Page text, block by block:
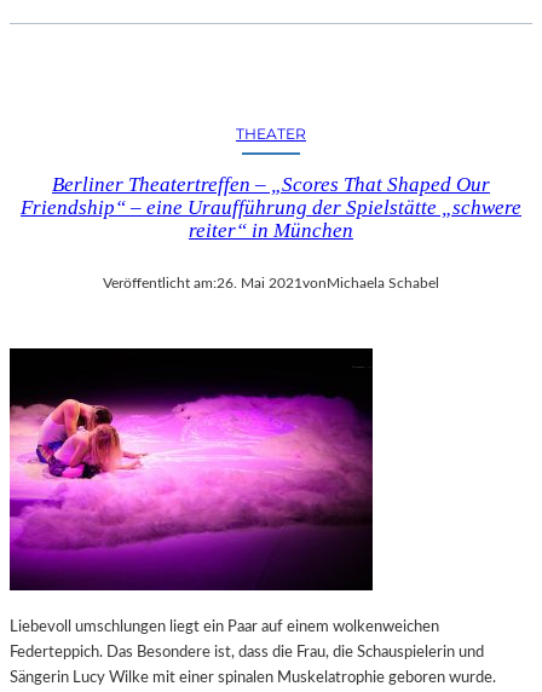
THEATER
Berliner Theatertreffen – „Scores That Shaped Our
Friendship“ – eine Uraufführung der Spielstätte „schwere
reiter“ in München
Veröffentlicht am:26. Mai 2021vonMichaela Schabel
Liebevoll umschlungen liegt ein Paar auf einem wolkenweichen
Federteppich. Das Besondere ist, dass die Frau, die Schauspielerin und
Sängerin Lucy Wilke mit einer spinalen Muskelatrophie geboren wurde.